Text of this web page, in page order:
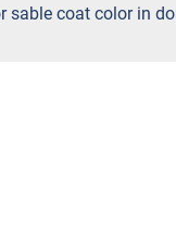
sable coat color in